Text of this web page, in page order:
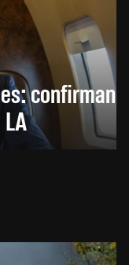
confirman